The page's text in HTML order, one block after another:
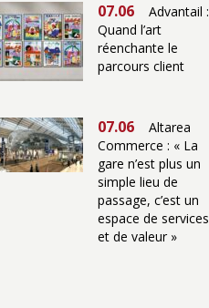
07.06
Advantail :
Quand l’art
réenchante le
parcours client
07.06
Altarea
Commerce : « La
gare n’est plus un
simple lieu de
passage, c’est un
espace de services
et de valeur »